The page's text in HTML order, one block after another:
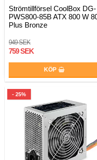
Strömtillförsel CoolBox DG-
PWS800-85B ATX 800 W
Plus Bronze
949 SEK
759 SEK
KÖP
- 25%